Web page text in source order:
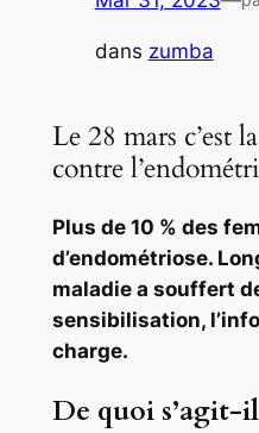
dans zumba
Le 28 mars c’est
contre
Plus de 10 % des
d’endométriose.
maladie a souffert
sensibilisation,
charge.
De quoi s’agit-